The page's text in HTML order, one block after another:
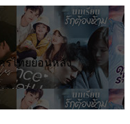
รไทยย้อนหลัง